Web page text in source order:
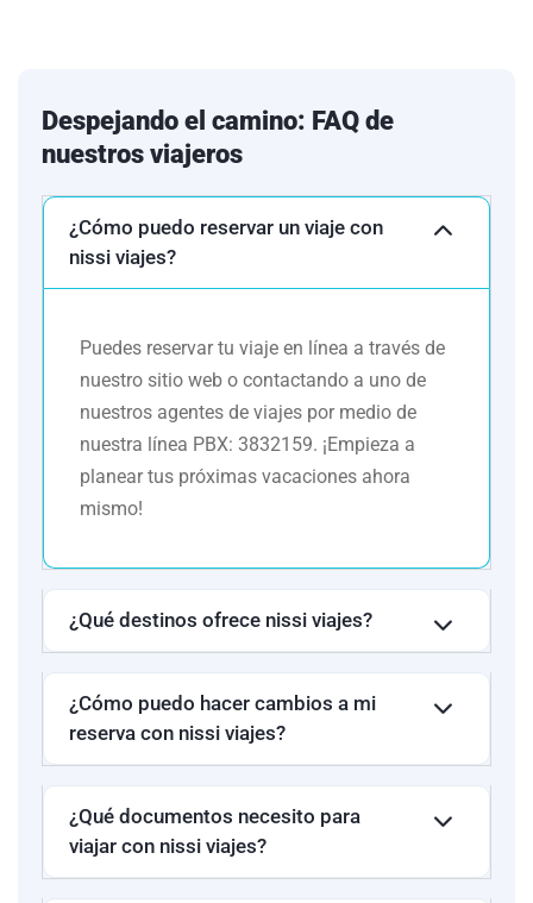
incluido)
at International
Regency Hotel
Miami.
Turista
Superior
& Suites Nearest
Universal. (Desayuno
incluido)
Airport Doral Área
(Desayuno
incluido)
Hampton Inn
Miami Blue Lagoon
(Desayuno
incluido)
Holiday Inn Express
& Suites Orlando.
(Desayuno incluido)
Primera
Fairfield inn & Suites
Orlando Marriot
Village. (Desayuno
incluido)
SpringHill Suites
SpringHill Suites
Despejando el camino: FAQ de
nuestros viajeros
¿Cómo puedo reservar un viaje con
nissi viajes?
Puedes reservar tu viaje en línea a través de
nuestro sitio web o contactando a uno de
nuestros agentes de viajes por medio de
nuestra línea PBX: 3832159. ¡Empieza a
planear tus próximas vacaciones ahora
mismo!
¿Qué destinos ofrece nissi viajes?
¿Cómo puedo hacer cambios a mi
reserva con nissi viajes?
¿Qué documentos necesito para
viajar con nissi viajes?